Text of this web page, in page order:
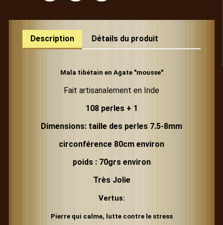
Description Détails du produit
Mala tibétain en Agate "mousse"
Fait artisanalement en Inde
108 perles + 1
Dimensions: taille des perles 7.5-8mm
circonférence 80cm environ
poids : 70grs environ
Très Jolie
Vertus:
Pierre qui calme, lutte contre le stress